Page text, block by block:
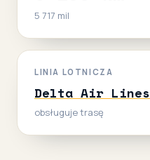
5 717 mil
LINIA LOTNICZA
Delta Air Lines
obsługuje trasę